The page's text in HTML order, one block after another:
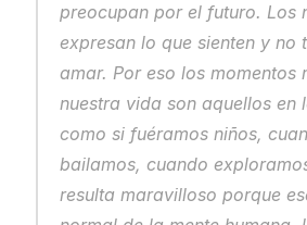
preocupan por el futuro. Los
expresan lo que sienten y no
amar. Por eso los momentos
nuestra vida son aquellos en
como si fuéramos niños,
bailamos, cuando
resulta maravilloso porque